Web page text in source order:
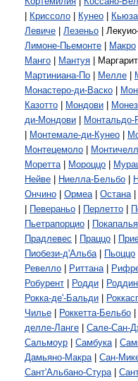
Криссоло Кунео
Левиче
Лезеньо |
Лимоне-Пьемонте
Макро
Манго
Мантуя |
Мартиниана-По
Мелле
Монастеро-ди-Васко
Казотто
Мондови
ди-Мондови
Монтальдо-
Монтемале-ди-Кунео
Монтецемоло
Моретта| Мороццо
Нейве
Ниелла-Бельбо
Ончино
Ормеа| Остана|
Певераньо Перлетто
Пьетрапорцио
Покапалья
Прадлевес
Праццо
Пиобези-д'Альба| Пьоццо
Ревелло
Риттана|
Робурент
Родди
Рокка-де'-Бальди
Чилье
Роккетта-Бельбо
делле-Ланге
Сале-Сан-
Сальмоур
Самбука|
Дамьяно-Макра| Сан-
Сант'Альбано-Стура|